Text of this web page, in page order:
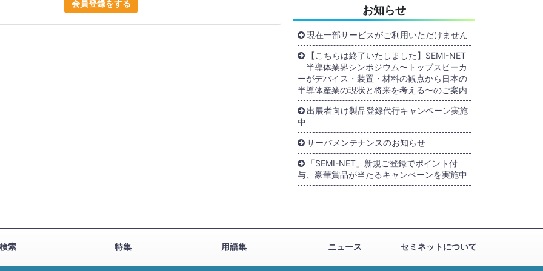
会員登録をする
お知らせ
現在一部サービスがご利用いただけません
【こちらは終了いたしました】SEMI-NET
半導体業界シンポジウム〜トップスピーカ
ーがデバイス・装置・材料の観点から日本の
半導体産業の現状と将来を考える〜のご案内
出展者向け製品登録代行キャンペーン実施
中
サーバメンテナンスのお知らせ
「SEMI-NET」新規ご登録でポイント付
与、豪華賞品が当たるキャンペーンを実施中
索 特集 用語集 ニュース セミネットについて